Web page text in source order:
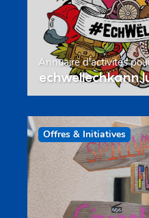
Annuaire d’activités
Offres & Initiatives